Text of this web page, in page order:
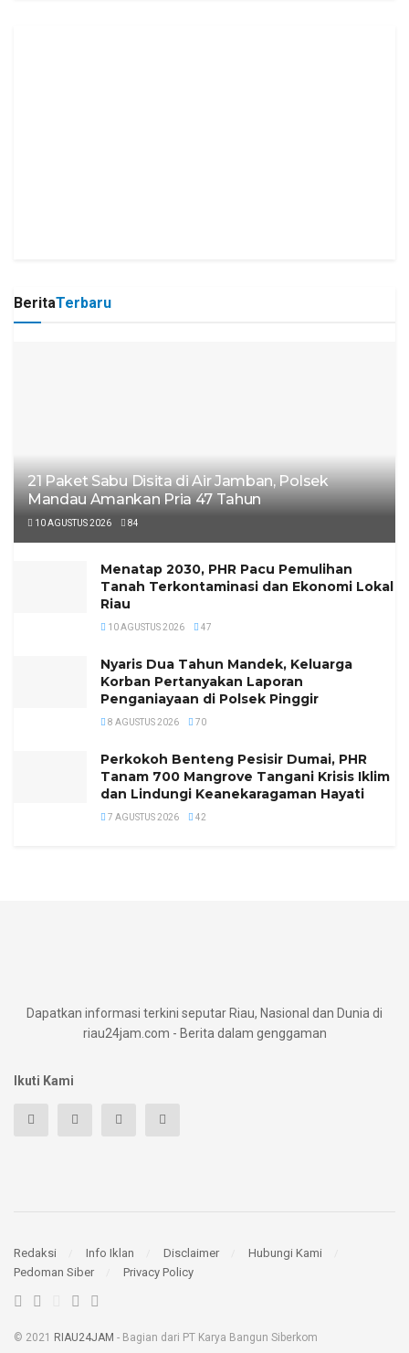
BeritaTerbaru
21 Paket Sabu Disita di Air Jamban, Polsek
Mandau Amankan Pria 47 Tahun
10 AGUSTUS 2026 84
Menatap 2030, PHR Pacu Pemulihan
Tanah Terkontaminasi dan Ekonomi Lokal
Riau
10 AGUSTUS 2026 47
Nyaris Dua Tahun Mandek, Keluarga
Korban Pertanyakan Laporan
Penganiayaan di Polsek Pinggir
8 AGUSTUS 2026 70
Perkokoh Benteng Pesisir Dumai, PHR
Tanam 700 Mangrove Tangani Krisis Iklim
dan Lindungi Keanekaragaman Hayati
7 AGUSTUS 2026 42
Dapatkan informasi terkini seputar Riau, Nasional dan Dunia di
riau24jam.com - Berita dalam genggaman
Ikuti Kami
Redaksi Info Iklan Disclaimer
Hubungi Kami
Pedoman Siber
Privacy Policy
© 2021 RIAU24JAM - Bagian dari PT Karya Bangun Siberkom